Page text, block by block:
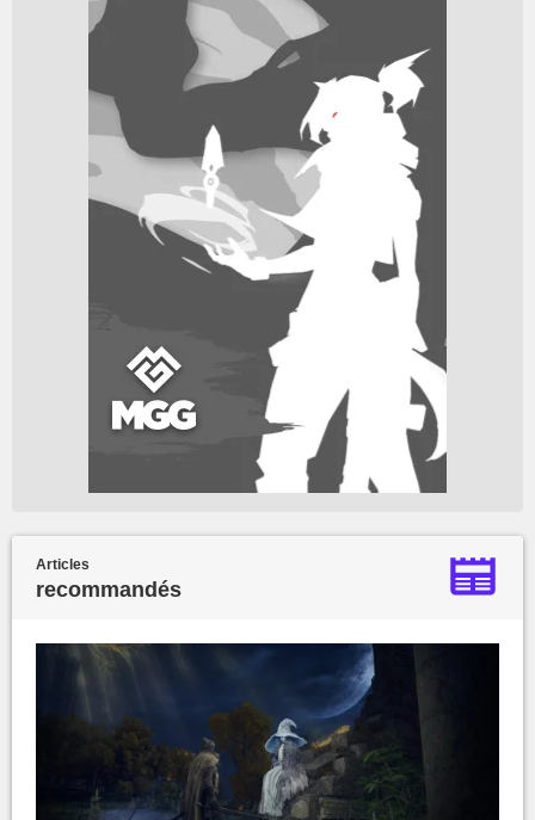
Articles
recommandés